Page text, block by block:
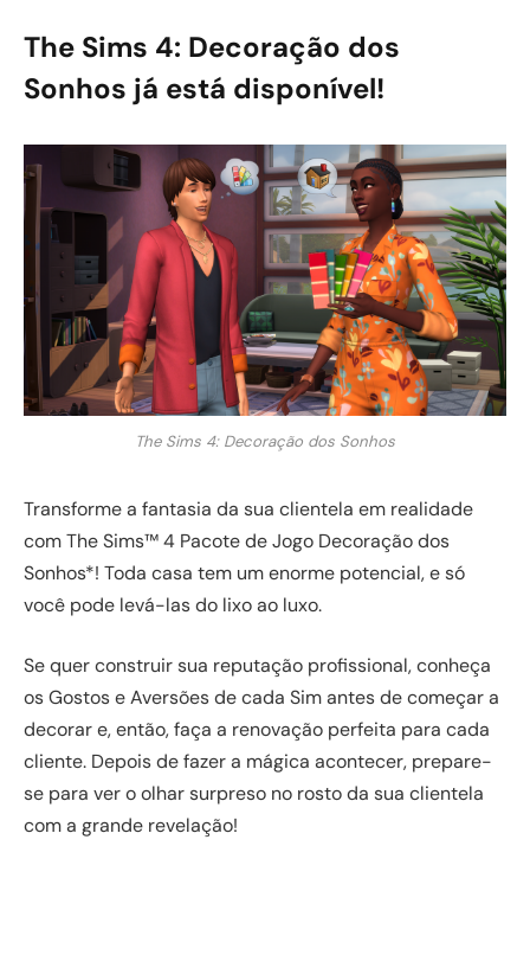
The Sims 4: Decoração dos
Sonhos já está disponível!
The Sims 4: Decoração dos Sonhos
Transforme a fantasia da sua clientela em realidade
com The Sims™ 4 Pacote de Jogo Decoração dos
Sonhos*! Toda casa tem um enorme potencial, e só
você pode levá-las do lixo ao luxo.
Se quer construir sua reputação profissional, conheça
os Gostos e Aversões de cada Sim antes de começar a
decorar e, então, faça a renovação perfeita para cada
cliente. Depois de fazer a mágica acontecer, prepare-
se para ver o olhar surpreso no rosto da sua clientela
com a grande revelação!